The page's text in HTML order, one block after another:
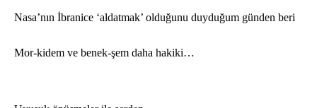
Nasa’nın İbranice ‘aldatmak’ olduğunu duyduğum günden beri
Mor-kidem ve benek-şem daha hakiki…